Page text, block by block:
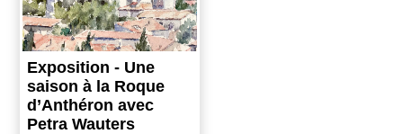
Exposition - Une
saison à la Roque
d’Anthéron avec
Petra Wauters